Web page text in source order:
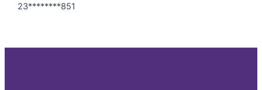
23********851